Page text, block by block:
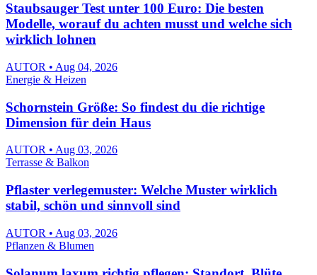
Staubsauger Test unter 100 Euro: Die besten
Modelle, worauf du achten musst und welche sich
wirklich lohnen
AUTOR • Aug 04, 2026
Energie & Heizen
Schornstein Größe: So findest du die richtige
Dimension für dein Haus
AUTOR • Aug 03, 2026
Terrasse & Balkon
Pflaster verlegemuster: Welche Muster wirklich
stabil, schön und sinnvoll sind
AUTOR • Aug 03, 2026
Pflanzen & Blumen